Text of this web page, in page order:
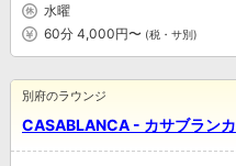
水曜
60分 4,000円〜 (税・サ別)
CASABLANCA - カサブランカ
別府のラウンジ